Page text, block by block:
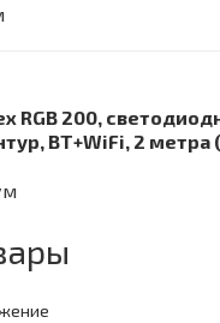
RGB 200,
BT+WiFi, 2 метра